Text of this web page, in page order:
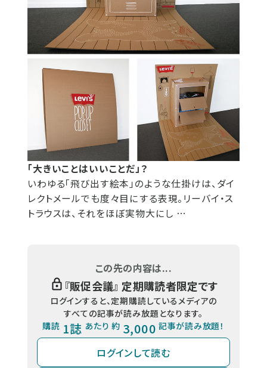
「大きいことはいいことだ」？
いわゆる「飛び出す絵本」のような仕掛けは、ダイ
レクトメールでも度々目にする表現。リーバイ・ス
トラウスは、それをほぼ実物大にし …
この先の内容は...
『販促会議』 定期購読者限定です
ログインすると、定期購読しているメディアの
すべての記事が読み放題となります。
購読 1誌 あたり 約 3,000 記事が読み放題！
ログインして読む